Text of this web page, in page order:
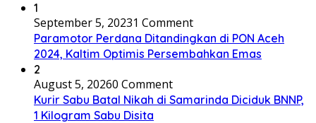
1
September 5, 20231 Comment
Paramotor Perdana Ditandingkan di PON Aceh
2024, Kaltim Optimis Persembahkan Emas
2
August 5, 20260 Comment
Kurir Sabu Batal Nikah di Samarinda Diciduk BNNP,
1 Kilogram Sabu Disita